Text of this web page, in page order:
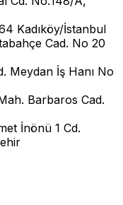
Kadıköy/İstanbul
Cad. No 20
Meydan İş Hanı No
Barbaros Cad.
İnönü 1 Cd.